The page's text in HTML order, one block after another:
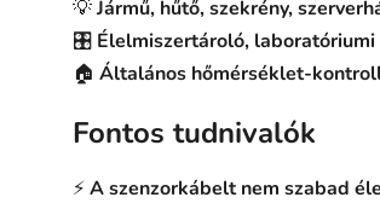
💡Jármű, hűtő, szekrény,
🎛️ Élelmiszertároló, laboratóriumi
🏠 Általános hőmérséklet-
Fontos tudnivalók
⚡A szenzorkábelt nem szabad